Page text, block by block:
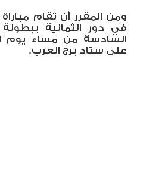
ومن المقرر أن تقام
في دور الثمانية
السادسة من مساء يوم
على ستاد برج العرب.